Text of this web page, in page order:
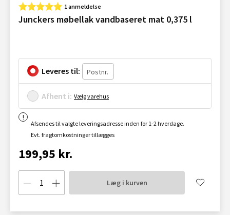
1 anmeldelse
Junckers møbellak vandbaseret mat 0,375 l
Leveres til:
Afhent i: Vælg varehus
Afsendes til valgte leveringsadresse inden for 1-2 hverdage.
Evt. fragtomkostninger tillægges
199,95 kr.
Læg i kurven